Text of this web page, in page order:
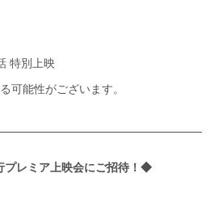
特別上映
可能性がございます。
レミア上映会にご招待！◆